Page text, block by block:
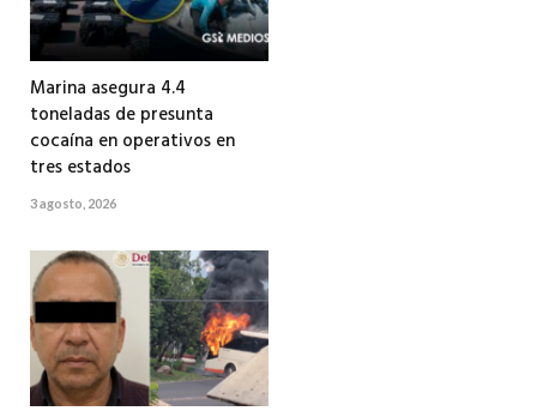
Marina asegura 4.4
toneladas de presunta
cocaína en operativos en
tres estados
3 agosto, 2026